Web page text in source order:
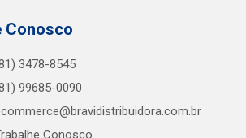
Conosco
3478-8545
99685-0090
Conosco